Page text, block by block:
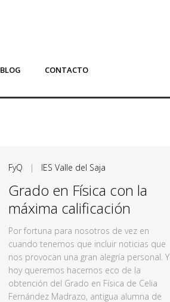
BLOG CONTACTO
FyQ | IES Valle del Saja
Grado en Física con la
máxima calificación
Por fortuna para nosotros de vez en
cuando tenemos que incluir noticias que
nos provocan una gran alegría personal. Y
hoy queremos hacernos eco de la
obtención del Grado en Física de Celia
Fernández Madrazo, antigua alumna de